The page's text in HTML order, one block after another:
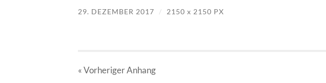
29. DEZEMBER 2017 / 2150 x 2150 PX
« VorherigerAnhang